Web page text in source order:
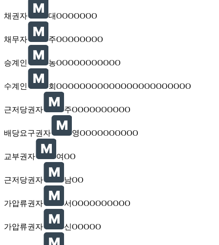
채권자 대OOOOOOO
채무자 주OOOOOOOO
승계인 농OOOOOOOOOOO
수계인 회OOOOOOOOOOOOOOOOOOOOOOO
근저당권자 주OOOOOOOOOO
배당요구권자 영OOOOOOOOOO
교부권자 여OO
근저당권자 남OO
가압류권자 서OOOOOOOOOO
가압류권자 신OOOOO